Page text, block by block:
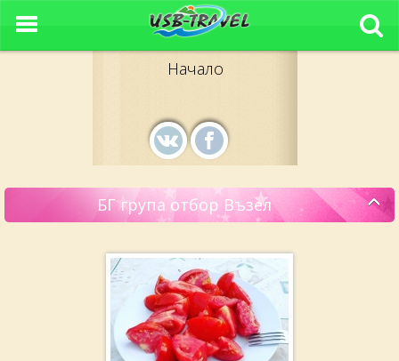
Начало
БГ група отбор Възел